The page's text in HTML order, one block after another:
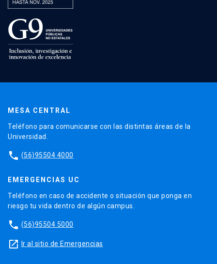
MESA CENTRAL
Teléfono para comunicarse con las distintas áreas de la
Universidad.
phone (56)95504 4000
EMERGENCIAS UC
Teléfono en caso de accidente o situación que ponga en
riesgo tu vida dentro de algún campus.
phone (56)95504 5000
launch Ir al sitio de Emergencias